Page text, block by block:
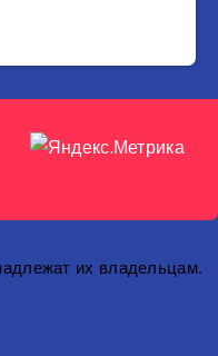
их владельцам.